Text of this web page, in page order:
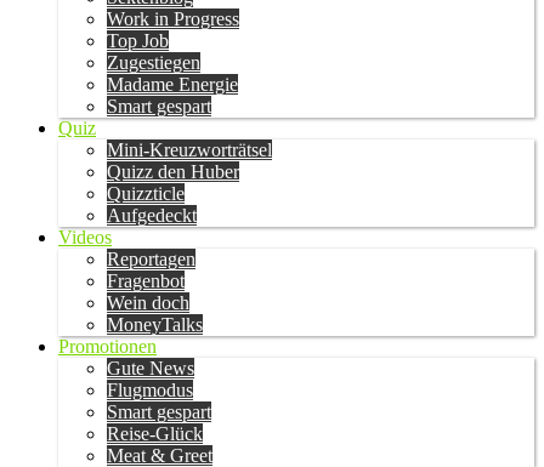
Work in Progress
Top Job
Zugestiegen
Madame Energie
Smart gespart
Quiz
Mini-Kreuzworträtsel
Quizz den Huber
Quizzticle
Aufgedeckt
Videos
Reportagen
Fragenbot
Wein doch
MoneyTalks
Promotionen
Gute News
Flugmodus
Smart gespart
Reise-Glück
Meat & Greet